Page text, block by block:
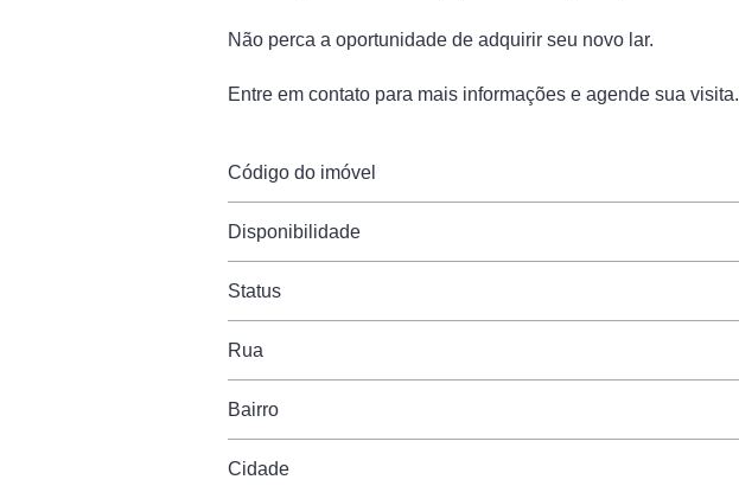
Não perca a oportunidade de adquirir seu novo lar.
Entre em contato para mais informações e agende sua visita.
Código do imóvel
Disponibilidade
Status
Rua
Bairro
Cidade